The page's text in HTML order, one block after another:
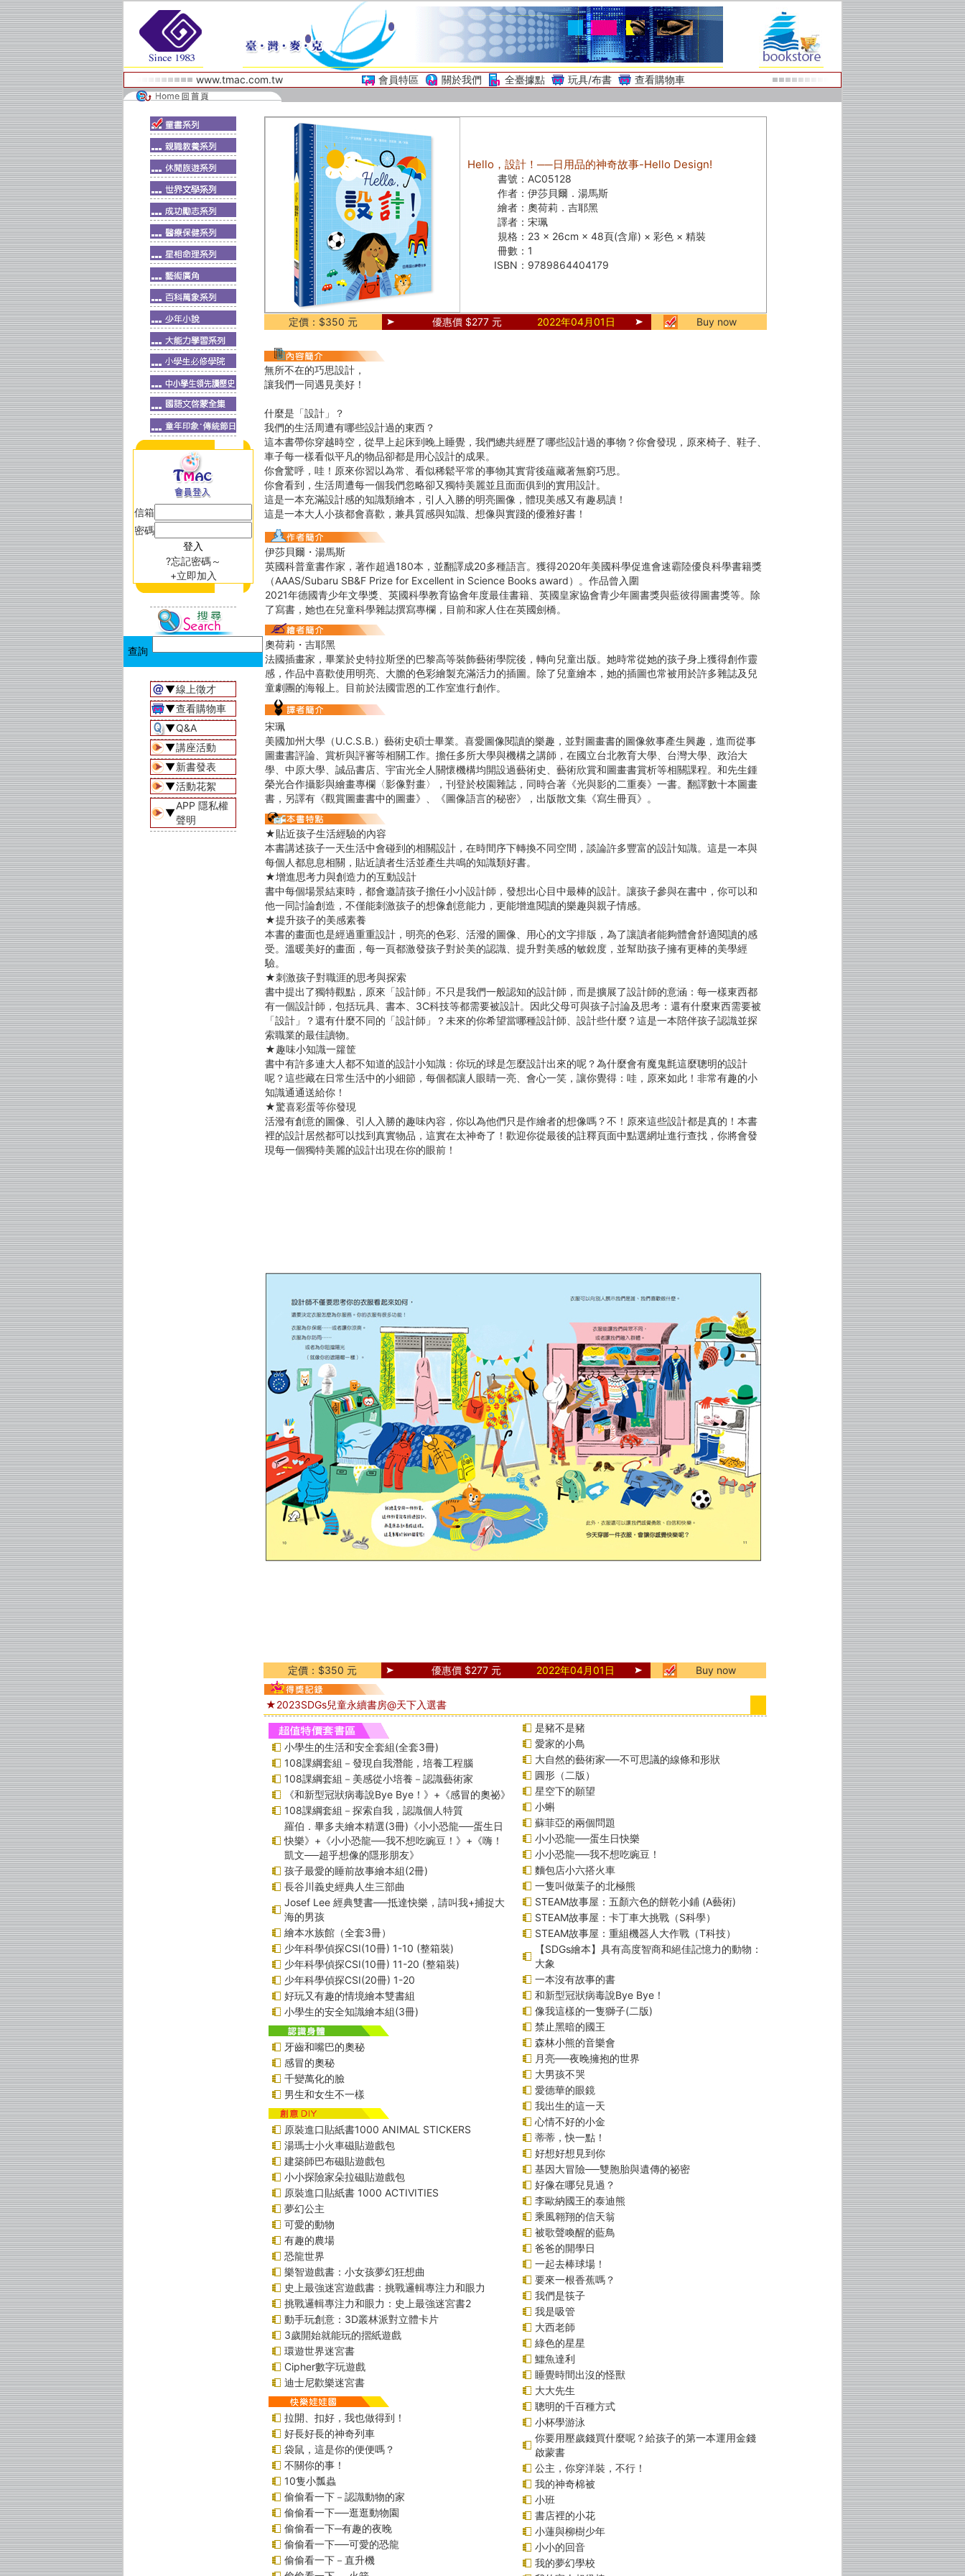
www.tmac.com.tw 會員特區 關於我們 全臺據點 玩具/布書 查看購物車
信箱
密碼
?忘記密碼～
+立即加入
▼線上徵才
▼查看購物車
▼Q&A
▼講座活動
▼新書發表
▼活動花絮
▼
APP 隱私權
聲明
Hello，設計！──日用品的神奇故事-Hello Design!
書號： AC05128
作者： 伊莎貝爾．湯馬斯
繪者： 奧荷莉．吉耶黑
譯者： 宋珮
規格： 23 × 26cm × 48頁(含扉) × 彩色 × 精裝
冊數： 1
ISBN： 9789864404179
定價：$350 元 優惠價 $277 元 2022年04月01日 Buy now
無所不在的巧思設計，
讓我們一同遇見美好！
什麼是「設計」？
我們的生活周遭有哪些設計過的東西？
這本書帶你穿越時空，從早上起床到晚上睡覺，我們總共經歷了哪些設計過的事物？你會發現，原來椅子、鞋子、
車子每一樣看似平凡的物品卻都是用心設計的成果。
你會驚呼，哇！原來你習以為常、看似稀鬆平常的事物其實背後蘊藏著無窮巧思。
你會看到，生活周遭每一個我們忽略卻又獨特美麗並且面面俱到的實用設計。
這是一本充滿設計感的知識類繪本，引人入勝的明亮圖像，體現美感又有趣易讀！
這是一本大人小孩都會喜歡，兼具質感與知識、想像與實踐的優雅好書！
伊莎貝爾・湯馬斯
英國科普童書作家，著作超過180本，並翻譯成20多種語言。獲得2020年美國科學促進會速霸陸優良科學書籍獎
（AAAS/Subaru SB&F Prize for Excellent in Science Books award）。作品曾入圍
2021年德國青少年文學獎、英國科學教育協會年度最佳書籍、英國皇家協會青少年圖書獎與藍彼得圖書獎等。除
了寫書，她也在兒童科學雜誌撰寫專欄，目前和家人住在英國劍橋。
奧荷莉・吉耶黑
法國插畫家，畢業於史特拉斯堡的巴黎高等裝飾藝術學院後，轉向兒童出版。她時常從她的孩子身上獲得創作靈
感，作品中喜歡使用明亮、大膽的色彩繪製充滿活力的插圖。除了兒童繪本，她的插圖也常被用於許多雜誌及兒
童劇團的海報上。目前於法國雷恩的工作室進行創作。
宋珮
美國加州大學（U.C.S.B.）藝術史碩士畢業。喜愛圖像閱讀的樂趣，並對圖畫書的圖像敘事產生興趣，進而從事
圖畫書評論、賞析與評審等相關工作。擔任多所大學與機構之講師，在國立台北教育大學、台灣大學、政治大
學、中原大學、誠品書店、宇宙光全人關懷機構均開設過藝術史、藝術欣賞和圖畫書賞析等相關課程。和先生鍾
榮光合作攝影與繪畫專欄〈影像對畫〉，刊登於校園雜誌，同時合著《光與影的二重奏》一書。翻譯數十本圖畫
書，另譯有《觀賞圖畫書中的圖畫》、《圖像語言的秘密》，出版散文集《寫生冊頁》。
★貼近孩子生活經驗的內容
本書講述孩子一天生活中會碰到的相關設計，在時間序下轉換不同空間，談論許多豐富的設計知識。這是一本與
每個人都息息相關，貼近讀者生活並產生共鳴的知識類好書。
★增進思考力與創造力的互動設計
書中每個場景結束時，都會邀請孩子擔任小小設計師，發想出心目中最棒的設計。讓孩子參與在書中，你可以和
他一同討論創造，不僅能刺激孩子的想像創意能力，更能增進閱讀的樂趣與親子情感。
★提升孩子的美感素養
本書的畫面也是經過重重設計，明亮的色彩、活潑的圖像、用心的文字排版，為了讓讀者能夠體會舒適閱讀的感
受。溫暖美好的畫面，每一頁都激發孩子對於美的認識、提升對美感的敏銳度，並幫助孩子擁有更棒的美學經
驗。
★刺激孩子對職涯的思考與探索
書中提出了獨特觀點，原來「設計師」不只是我們一般認知的設計師，而是擴展了設計師的意涵：每一樣東西都
有一個設計師，包括玩具、書本、3C科技等都需要被設計。因此父母可與孩子討論及思考：還有什麼東西需要被
「設計」？還有什麼不同的「設計師」？未來的你希望當哪種設計師、設計些什麼？這是一本陪伴孩子認識並探
索職業的最佳讀物。
★趣味小知識一籮筐
書中有許多連大人都不知道的設計小知識：你玩的球是怎麼設計出來的呢？為什麼會有魔鬼氈這麼聰明的設計
呢？這些藏在日常生活中的小細節，每個都讓人眼睛一亮、會心一笑，讓你覺得：哇，原來如此！非常有趣的小
知識通通送給你！
★驚喜彩蛋等你發現
活潑有創意的圖像、引人入勝的趣味內容，你以為他們只是作繪者的想像嗎？不！原來這些設計都是真的！本書
裡的設計居然都可以找到真實物品，這實在太神奇了！歡迎你從最後的註釋頁面中點選網址進行查找，你將會發
現每一個獨特美麗的設計出現在你的眼前！
定價：$350 元 優惠價 $277 元 2022年04月01日 Buy now
★2023SDGs兒童永續書房@天下入選書
小學生的生活和安全套組(全套3冊)
108課綱套組－發現自我潛能，培養工程腦
108課綱套組－美感從小培養－認識藝術家
《和新型冠狀病毒說Bye Bye！》+《感冒的奧祕》
108課綱套組－探索自我，認識個人特質
羅伯．畢多夫繪本精選(3冊)《小小恐龍──蛋生日
快樂》+《小小恐龍──我不想吃豌豆！》+《嗨！
凱文──超乎想像的隱形朋友》
孩子最愛的睡前故事繪本組(2冊)
長谷川義史經典人生三部曲
Josef Lee 經典雙書──抵達快樂，請叫我+捕捉大
海的男孩
繪本水族館（全套3冊）
少年科學偵探CSI(10冊) 1-10 (整箱裝)
少年科學偵探CSI(10冊) 11-20 (整箱裝)
少年科學偵探CSI(20冊) 1-20
好玩又有趣的情境繪本雙書組
小學生的安全知識繪本組(3冊)
牙齒和嘴巴的奧秘
感冒的奧秘
千變萬化的臉
男生和女生不一樣
原裝進口貼紙書1000 ANIMAL STICKERS
湯瑪士小火車磁貼遊戲包
建築師巴布磁貼遊戲包
小小探險家朵拉磁貼遊戲包
原裝進口貼紙書 1000 ACTIVITIES
夢幻公主
可愛的動物
有趣的農場
恐龍世界
樂智遊戲書：小女孩夢幻狂想曲
史上最強迷宮遊戲書：挑戰邏輯專注力和眼力
挑戰邏輯專注力和眼力：史上最強迷宮書2
動手玩創意：3D叢林派對立體卡片
3歲開始就能玩的摺紙遊戲
環遊世界迷宮書
Cipher數字玩遊戲
迪士尼歡樂迷宮書
拉開、扣好，我也做得到！
好長好長的神奇列車
袋鼠，這是你的便便嗎？
不關你的事！
10隻小瓢蟲
偷偷看一下－認識動物的家
偷偷看一下──逛逛動物園
偷偷看一下─有趣的夜晚
偷偷看一下──可愛的恐龍
偷偷看一下－直升機
是豬不是豬
愛家的小鳥
大自然的藝術家──不可思議的線條和形狀
圓形（二版）
星空下的願望
小蝌
蘇菲亞的兩個問題
小小恐龍──蛋生日快樂
小小恐龍──我不想吃豌豆！
麵包店小六搭火車
一隻叫做葉子的北極熊
STEAM故事屋：五顏六色的餅乾小鋪 (A藝術)
STEAM故事屋：卡丁車大挑戰（S科學）
STEAM故事屋：重組機器人大作戰（T科技）
【SDGs繪本】具有高度智商和絕佳記憶力的動物：
大象
一本沒有故事的書
和新型冠狀病毒說Bye Bye！
像我這樣的一隻獅子(二版)
禁止黑暗的國王
森林小熊的音樂會
月亮──夜晚擁抱的世界
大男孩不哭
愛德華的眼鏡
我出生的這一天
心情不好的小金
蒂蒂，快一點！
好想好想見到你
基因大冒險──雙胞胎與遺傳的祕密
好像在哪兒見過？
李歐納國王的泰迪熊
乘風翱翔的信天翁
被歌聲喚醒的藍鳥
爸爸的開學日
一起去棒球場！
要來一根香蕉嗎？
我們是筷子
我是吸管
大西老師
綠色的星星
鱷魚達利
睡覺時間出沒的怪獸
大大先生
聰明的千百種方式
小杯學游泳
你要用壓歲錢買什麼呢？給孩子的第一本運用金錢
啟蒙書
公主，你穿洋裝，不行！
我的神奇棉被
小班
書店裡的小花
小蓮與柳樹少年
小小的回音
我的夢幻學校